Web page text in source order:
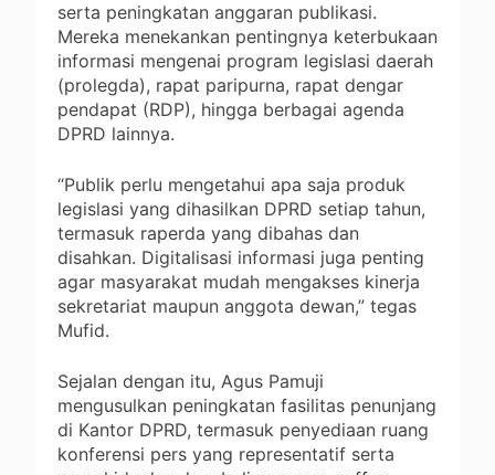
serta peningkatan anggaran publikasi.
Mereka menekankan pentingnya keterbukaan
informasi mengenai program legislasi daerah
(prolegda), rapat paripurna, rapat dengar
pendapat (RDP), hingga berbagai agenda
DPRD lainnya.
“Publik perlu mengetahui apa saja produk
legislasi yang dihasilkan DPRD setiap tahun,
termasuk raperda yang dibahas dan
disahkan. Digitalisasi informasi juga penting
agar masyarakat mudah mengakses kinerja
sekretariat maupun anggota dewan,” tegas
Mufid.
Sejalan dengan itu, Agus Pamuji
mengusulkan peningkatan fasilitas penunjang
di Kantor DPRD, termasuk penyediaan ruang
konferensi pers yang representatif serta